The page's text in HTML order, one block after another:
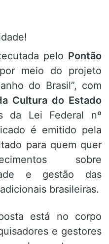
pelo Pontão
meio do projeto
do Brasil”, com
Cultura do Estado
da Lei Federal nº
é emitido pela
para quem quer
sobre
e gestão das
brasileiras.
está no corpo
e gestores